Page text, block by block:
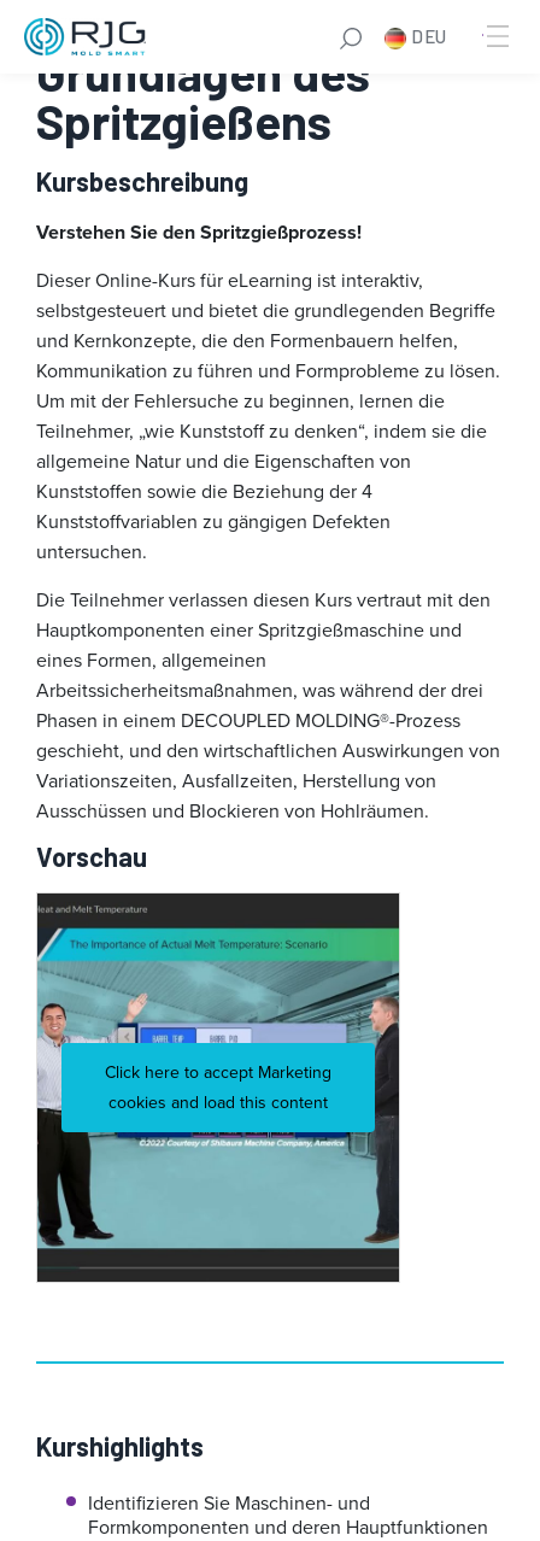
Zum
Inhalt
springen
DEU
Grundlagen des
Spritzgießens
Kursbeschreibung
Verstehen Sie den Spritzgießprozess!
Dieser Online-Kurs für eLearning ist interaktiv,
selbstgesteuert und bietet die grundlegenden Begriffe
und Kernkonzepte, die den Formenbauern helfen,
Kommunikation zu führen und Formprobleme zu lösen.
Um mit der Fehlersuche zu beginnen, lernen die
Teilnehmer, „wie Kunststoff zu denken“, indem sie die
allgemeine Natur und die Eigenschaften von
Kunststoffen sowie die Beziehung der 4
Kunststoffvariablen zu gängigen Defekten
untersuchen.
Die Teilnehmer verlassen diesen Kurs vertraut mit den
Hauptkomponenten einer Spritzgießmaschine und
eines Formen, allgemeinen
Arbeitssicherheitsmaßnahmen, was während der drei
Phasen in einem DECOUPLED MOLDING®-Prozess
geschieht, und den wirtschaftlichen Auswirkungen von
Variationszeiten, Ausfallzeiten, Herstellung von
Ausschüssen und Blockieren von Hohlräumen.
Vorschau
Click here to accept Marketing
cookies and load this content
Kurshighlights
Identifizieren Sie Maschinen- und
Formkomponenten und deren Hauptfunktionen